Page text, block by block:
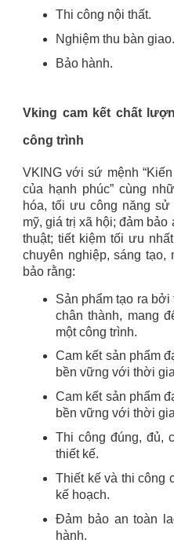
Thi công nội thất.
Nghiệm thu bàn giao.
Bảo hành.
Vking cam kết chất
công trình
VKING với sứ mệnh
của hạnh phúc” cùng
hóa, tối ưu công năng
mỹ, giá trị xã hội; đảm
thuật; tiết kiệm tối ưu
chuyên nghiệp, sáng tạo,
bảo rằng:
Sản phẩm tạo ra bởi
chân thành, mang
một công trình.
Cam kết sản phẩm
bền vững với thời
Cam kết sản phẩm
bền vững với thời
Thi công đúng, đủ,
thiết kế.
Thiết kế và thi công
kế hoạch.
Đảm bảo an toàn
hành.